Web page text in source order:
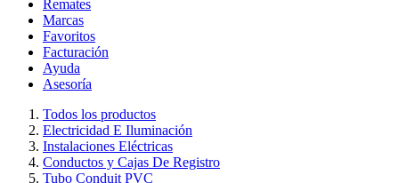
Remates
Marcas
Favoritos
Facturación
Ayuda
Asesoría
Todos los productos
Electricidad E Iluminación
Instalaciones Eléctricas
Conductos y Cajas De Registro
Tubo Conduit PVC